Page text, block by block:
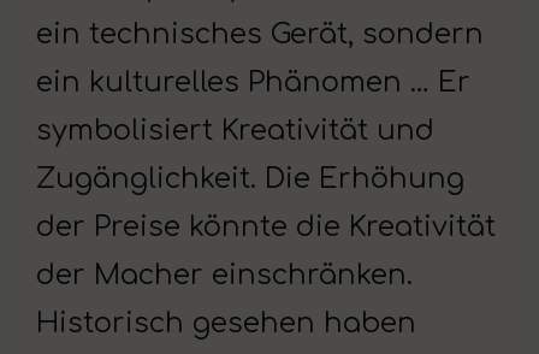
ein technisches Gerät, sondern
ein kulturelles Phänomen … Er
symbolisiert Kreativität und
Zugänglichkeit. Die Erhöhung
der Preise könnte die Kreativität
der Macher einschränken.
Historisch gesehen haben